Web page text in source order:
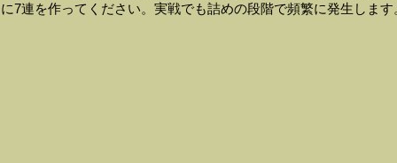
に7連を作ってください。実戦でも詰めの段階で頻繁に発生します